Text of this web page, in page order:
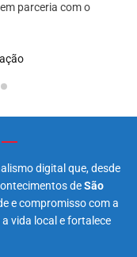
parceria com o
digital que, desde
deSão
e compromisso com a
vida local e fortalece